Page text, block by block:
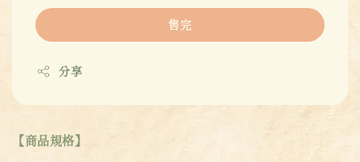
售完
分享
【商品規格】